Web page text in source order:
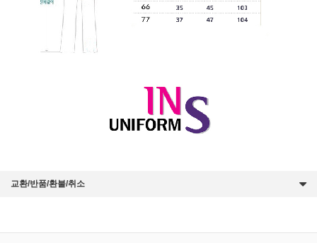
교환/반품/환불/취소